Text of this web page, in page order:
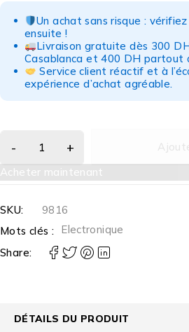
Un achat sans risque :
ensuite !
Livraison gratuite dès 300
Casablanca et 400 DH partout
Service client réactif et à
expérience d’achat agréable.
Acheter maintenant
SKU:
9816
Mots clés : Electronique
Share:
DÉTAILS DU PRODUIT